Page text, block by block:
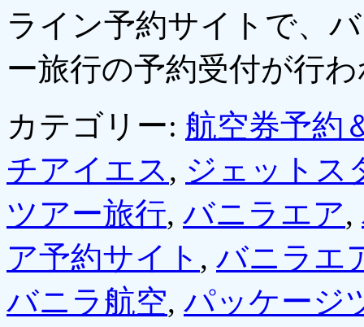
ライン予約サイトで、
ー旅行の予約受付が行
カテゴリー: 航空券予約
チアイエス, ジェットス
ツアー旅行, バニラエア,
ア予約サイト , バニラエ
バニラ航空, パッケージ